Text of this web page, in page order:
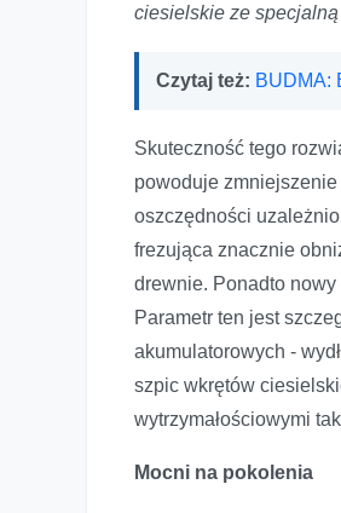
ciesielskie ze
Czytaj też: BUDMA:
Skuteczność tego
powoduje
oszczędności
frezująca znacznie
drewnie. Ponadto
Parametr ten jest
akumulatorowych -
szpic wkrętów
wytrzymałościowymi
Mocni na pokolenia